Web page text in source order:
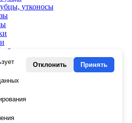
утконосы
бородки, кернеры
переходники
электрика
кольца
стопорных колец
Отклонить Принять